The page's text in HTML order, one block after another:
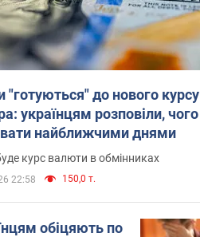
"готуються" до нового курсу
українцям розповіли, чого
найближчими днями
курс валюти в обмінниках
22:58 150,0 т.
обіцяють по